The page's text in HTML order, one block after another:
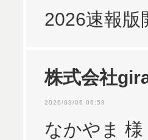
2026速報版
株式会社
2026/03/06 06:58
なかやま 様